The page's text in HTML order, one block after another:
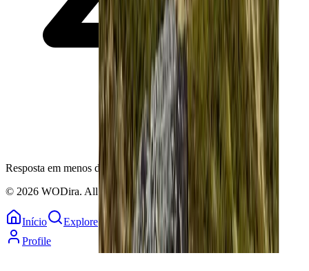
Resposta em menos de 2 horas
© 2026 WODira. All rights reserved.
Início Explore Map
Calendário
Profile